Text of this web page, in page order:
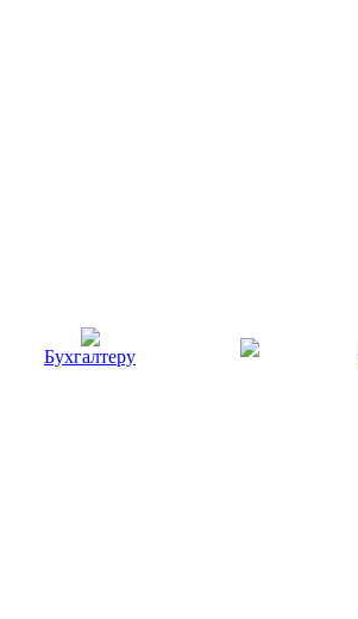
Бухгалтеру